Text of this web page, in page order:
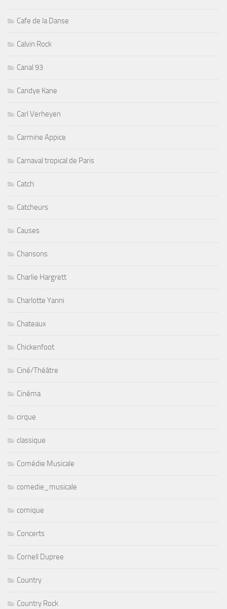
Cafe de la Danse
Calvin Rock
Canal 93
Candye Kane
Carl Verheyen
Carmine Appice
Carnaval tropical de Paris
Catch
Catcheurs
Causes
Chansons
Charlie Hargrett
Charlotte Yanni
Chateaux
Chickenfoot
Ciné/Théâtre
Cinéma
cirque
classique
Comédie Musicale
comedie_musicale
comique
Concerts
Cornell Dupree
Country
Country Rock